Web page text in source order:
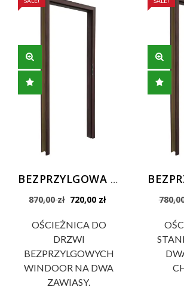
BEZPRZYLGOWA Premium ościeżnica regulowana kolory Premium do drzwi Prestige i Płycinowych Standard
870,00zł Pierwotna
wynosiła:
870,00 zł.
720,00 zł
OŚCIEŻNICA DO
DRZWI
BEZPRZYLGOWYCH
WINDOOR NA DWA
ZAWIASY.